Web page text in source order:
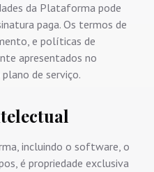
da Plataforma pode
paga. Os termos de
e políticas de
apresentados no
de serviço.
incluindo o software, o
é propriedade exclusiva